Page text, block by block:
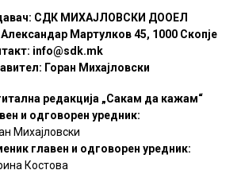
СДК МИХАЈЛОВСКИ ДООЕЛ
Мартулков 45, 1000 Скопје
info@sdk.mk
Горан Михајловски
редакција „Сакам да кажам“
и одговорен уредник:
Михајловски
главен и одговорен уредник:
Костова